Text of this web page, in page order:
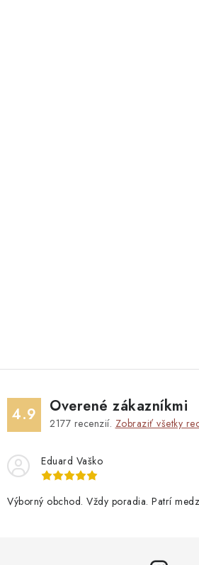
4.9 Overené zákazníkmi
2177 recenzií. Zobraziť všetky
Eduard Vaško
Výborný obchod. Vždy poradia. Patrí